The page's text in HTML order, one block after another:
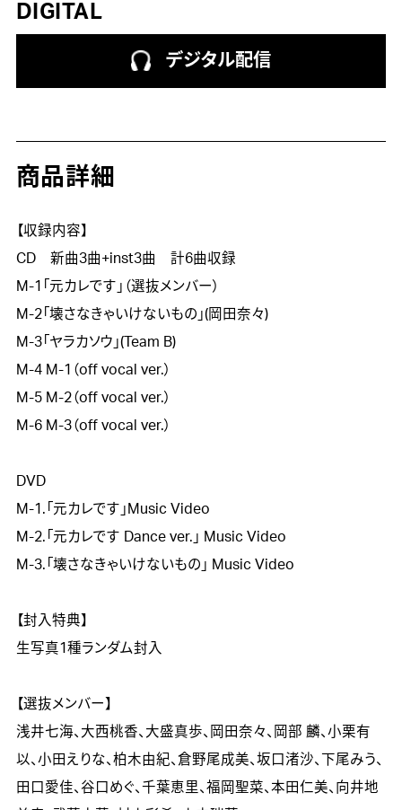
DIGITAL
デジタル配信
商品詳細
【収録内容】
CD　新曲3曲+inst3曲　計6曲収録
M-1「元カレです」（選抜メンバー）
M-2「壊さなきゃいけないもの」(岡田奈々)
M-3「ヤラカソウ」(Team B)
M-4 M-1（off vocal ver.）
M-5 M-2（off vocal ver.）
M-6 M-3（off vocal ver.）
DVD
M-1.「元カレです」Music Video
M-2.「元カレです Dance ver.」 Music Video
M-3.「壊さなきゃいけないもの」 Music Video
【封入特典】
生写真1種ランダム封入
【選抜メンバー】
浅井七海、大西桃香、大盛真歩、岡田奈々、岡部 麟、小栗有
以、小田えりな、柏木由紀、倉野尾成美、坂口渚沙、下尾みう、
田口愛佳、谷口めぐ、千葉恵里、福岡聖菜、本田仁美、向井地